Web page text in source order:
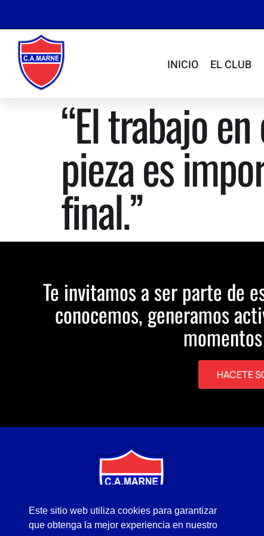
Este sitio web utiliza cookies para garantizar
que obtenga la mejor experiencia en nuestro
INICIO EL CLUB
“El trabajo
pieza es
final.”
Te invitamos a ser parte de
conocemos, generamos
HACETE